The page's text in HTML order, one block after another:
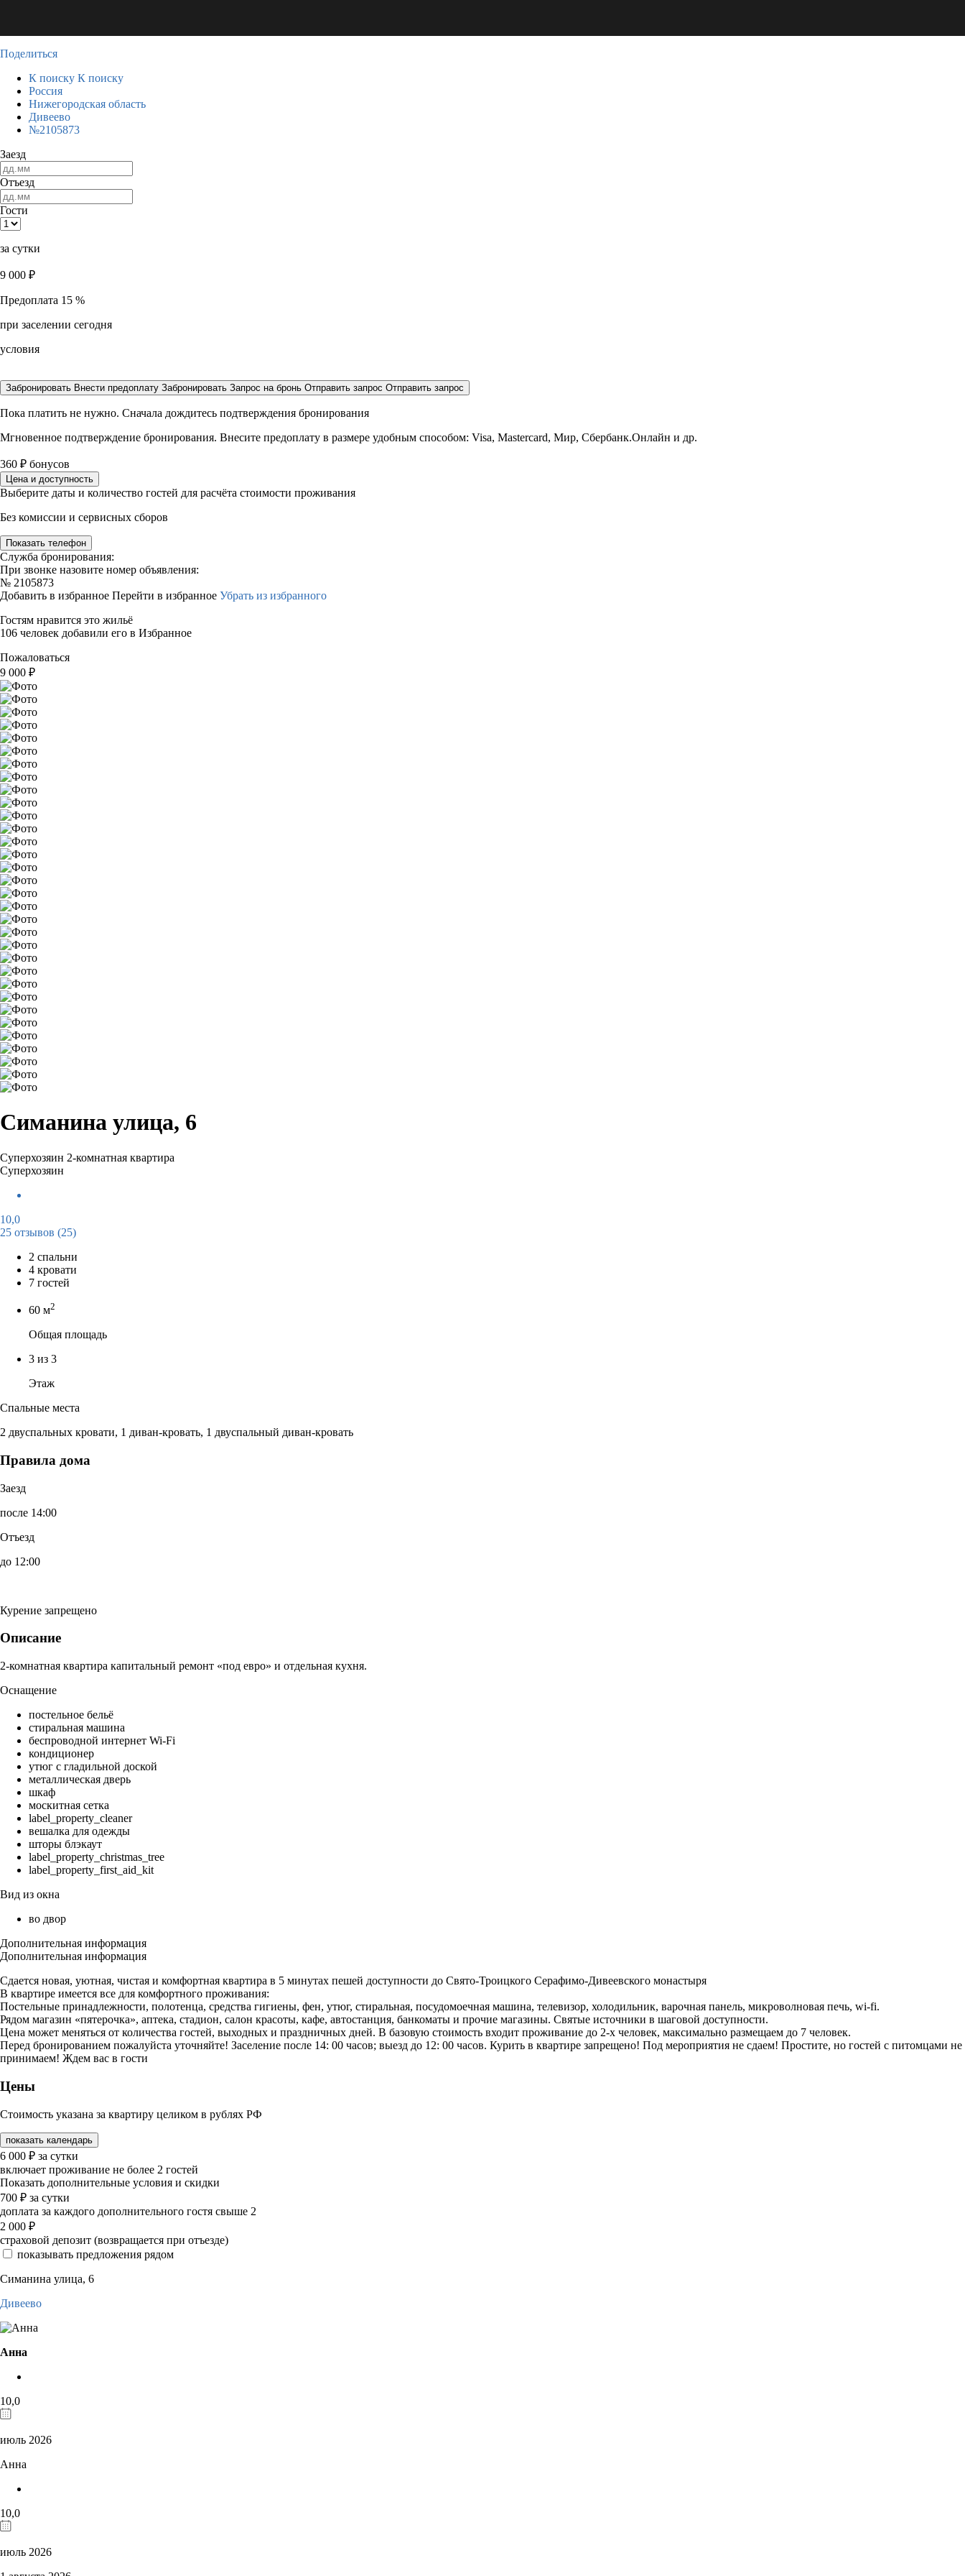
Поделиться
К поиску К поиску
Россия
Нижегородская область
Дивеево
№2105873
Заезд
Отъезд
Гости
за сутки
9 000 ₽
Предоплата 15 %
при заселении сегодня
условия
Забронировать Внести предоплату Забронировать Запрос на бронь Отправить запрос Отправить запрос
Пока платить не нужно. Сначала дождитесь подтверждения бронирования
Мгновенное подтверждение бронирования. Внесите предоплату в размере удобным способом: Visa, Mastercard, Мир, Сбербанк.Онлайн и др.
360 ₽ бонусов
Цена и доступность
Выберите даты и количество гостей для расчёта стоимости проживания
Без комиссии и сервисных сборов
Показать телефон
Служба бронирования:
При звонке назовите номер объявления:
№ 2105873
Добавить в избранное Перейти в избранное Убрать из избранного
Гостям нравится это жильё
106 человек добавили его в Избранное
Пожаловаться
9 000 ₽
Симанина улица, 6
Суперхозяин 2-комнатная квартира
Суперхозяин
10,0
25 отзывов (25)
2 спальни
4 кровати
7 гостей
60 м2
Общая площадь
3 из 3
Этаж
Спальные места
2 двуспальных кровати, 1 диван-кровать, 1 двуспальный диван-кровать
Правила дома
Заезд
после 14:00
Отъезд
до 12:00
Курение запрещено
Описание
2-комнатная квартира капитальный ремонт «под евро» и отдельная кухня.
Оснащение
постельное бельё
стиральная машина
беспроводной интернет Wi-Fi
кондиционер
утюг с гладильной доской
металлическая дверь
шкаф
москитная сетка
label_property_cleaner
вешалка для одежды
шторы блэкаут
label_property_christmas_tree
label_property_first_aid_kit
Вид из окна
во двор
Дополнительная информация
Дополнительная информация
Сдается новая, уютная, чистая и комфортная квартира в 5 минутах пешей доступности до Свято-Троицкого Серафимо-Дивеевского монастыря
В квартире имеется все для комфортного проживания:
Постельные принадлежности, полотенца, средства гигиены, фен, утюг, стиральная, посудомоечная машина, телевизор, холодильник, варочная панель, микроволновая печь, wi-fi.
Рядом магазин «пятерочка», аптека, стадион, салон красоты, кафе, автостанция, банкоматы и прочие магазины. Святые источники в шаговой доступности.
Цена может меняться от количества гостей, выходных и праздничных дней. В базовую стоимость входит проживание до 2-х человек, максимально размещаем до 7 человек.
Перед бронированием пожалуйста уточняйте! Заселение после 14: 00 часов; выезд до 12: 00 часов. Курить в квартире запрещено! Под мероприятия не сдаем! Простите, но гостей с питомцами не
принимаем! Ждем вас в гости
Цены
Стоимость указана за квартиру целиком в рублях РФ
показать календарь
6 000 ₽ за сутки
включает проживание не более 2 гостей
Показать дополнительные условия и скидки
700 ₽ за сутки
доплата за каждого дополнительного гостя свыше 2
2 000 ₽
страховой депозит (возвращается при отъезде)
показывать предложения рядом
Симанина улица, 6
Дивеево
Анна
10,0
июль 2026
Анна
10,0
июль 2026